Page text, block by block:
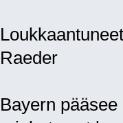
Raeder
Bayern